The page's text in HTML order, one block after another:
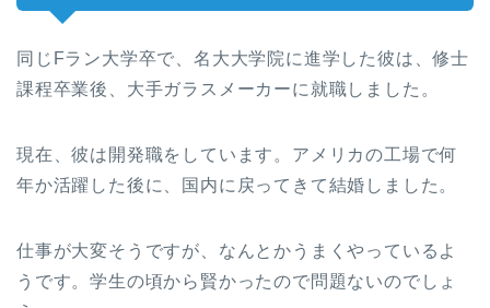
同じFラン大学卒で、名大大学院に進学した彼は、修士
課程卒業後、大手ガラスメーカーに就職しました。
現在、彼は開発職をしています。アメリカの工場で何
年か活躍した後に、国内に戻ってきて結婚しました。
仕事が大変そうですが、なんとかうまくやっているよ
うです。学生の頃から賢かったので問題ないのでしょ